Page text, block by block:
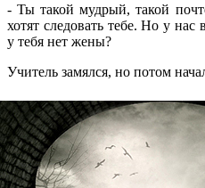
- Ты такой мудрый, такой
хотят следовать тебе. Но у
у тебя нет жены?
Учитель замялся, но потом